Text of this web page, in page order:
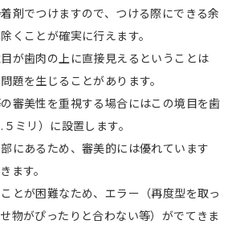
剤でつけますので、つける際にできる余
くことが確実に行えます。
が歯肉の上に直接見えるということは
題を生じることがあります。
審美性を重視する場合にはこの境目を歯
ミリ）に設置します。
にあるため、審美的には優れています
ます。
とが困難なため、エラー（再度型を取っ
物がぴったりと合わない等）がでてきま